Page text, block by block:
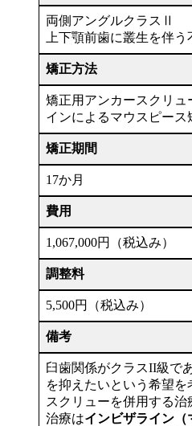
両側アングルクラスⅡ
上下顎前歯に叢生を伴う
矯正方法
矯正用アンカースクリュ
インによるマウスピース
矯正期間
17か月
費用
1,067,000円（税込み）
調整料
5,500円（税込み）
備考
臼歯関係がクラスII級で
を抑えたいという希望
スクリューを併用する治
治療はインビザライン